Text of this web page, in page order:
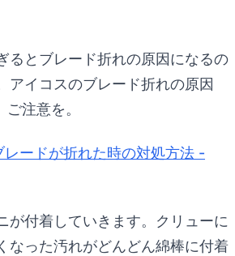
るとブレード折れの原因になるの
アイコスのブレード折れの原因
注意を。
ードが折れた時の対処方法 -
が付着していきます。クリューに
なった汚れがどんどん綿棒に付着